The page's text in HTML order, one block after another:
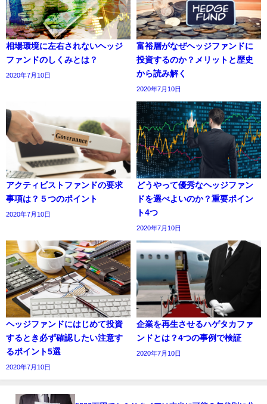
相場環境に左右されないヘッジ
ファンドのしくみとは？
2020年7月10日
富裕層がなぜヘッジファンドに
投資するのか？メリットと歴史
から読み解く
2020年7月10日
アクティビストファンドの要求
事項は？５つのポイント
2020年7月10日
どうやって優秀なヘッジファン
ドを選べよいのか？重要ポイン
ト4つ
2020年7月10日
ヘッジファンドにはじめて投資
するとき必ず確認したい注意す
るポイント5選
2020年7月10日
企業を再生させるハゲタカファ
ンドとは？4つの事例で検証
2020年7月10日